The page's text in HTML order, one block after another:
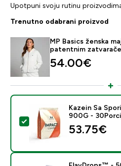
Upotpuni svoju rutinu
Trenutno odabrani proizvod
MP Basics ženska
patentnim
54.00€‎
Odaberi ovaj proizvod -
Kazein Sa
900G -
53.75€‎